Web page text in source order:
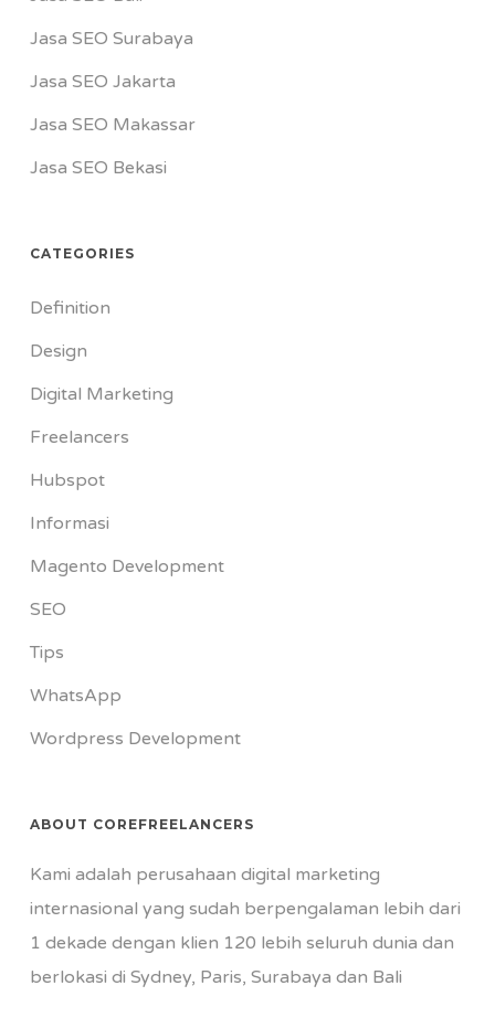
Jasa SEO Surabaya
Jasa SEO Jakarta
Jasa SEO Makassar
Jasa SEO Bekasi
CATEGORIES
Definition
Design
Digital Marketing
Freelancers
Hubspot
Informasi
Magento Development
SEO
Tips
WhatsApp
Wordpress Development
ABOUT COREFREELANCERS
Kami adalah perusahaan digital marketing
internasional yang sudah berpengalaman lebih dari
1 dekade dengan klien 120 lebih seluruh dunia dan
berlokasi di Sydney, Paris, Surabaya dan Bali